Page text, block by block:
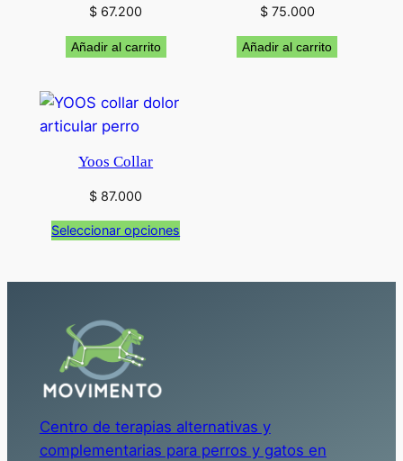
$ 67.200
Añadir al carrito
$75.000
Añadir al carrito
Yoos Collar
$ 87.000
Seleccionar opciones
Centro de terapias alternativas y
complementarias para perros y gatos en